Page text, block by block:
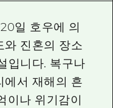
일 호우에 의
와 진혼의 장소
입니다. 복구나
에서 재해의 흔
이나 위기감이